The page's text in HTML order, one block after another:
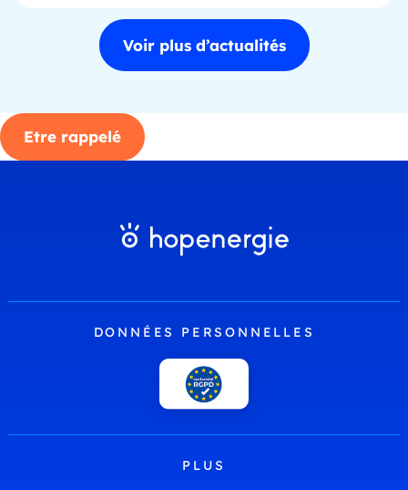
Voir plus d’actualités
Etre rappelé
DONNÉES PERSONNELLES
PLUS